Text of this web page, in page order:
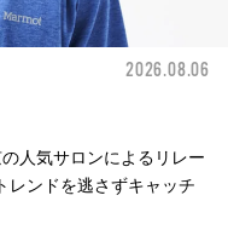
2026.08.06
人気サロンによるリレー
レンドを逃さずキャッチ